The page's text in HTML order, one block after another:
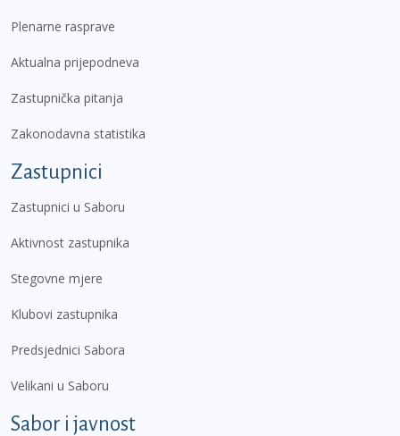
Plenarne rasprave
Aktualna prijepodneva
Zastupnička pitanja
Zakonodavna statistika
Zastupnici
Zastupnici u Saboru
Aktivnost zastupnika
Stegovne mjere
Klubovi zastupnika
Predsjednici Sabora
Velikani u Saboru
Sabor i javnost